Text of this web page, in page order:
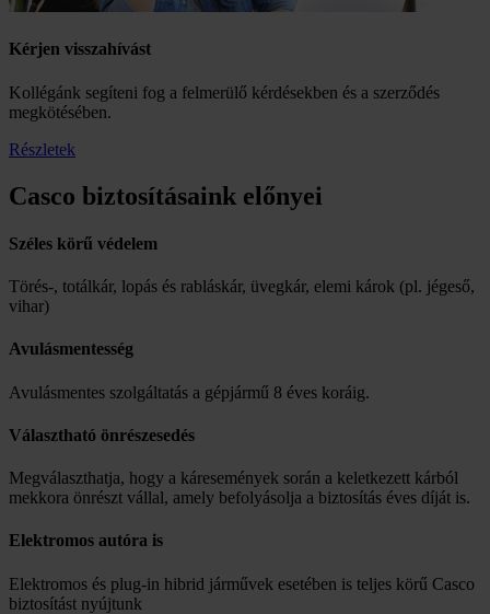
Kérjen visszahívást
Kollégánk segíteni fog a felmerülő kérdésekben és a szerződés
megkötésében.
Részletek
Casco biztosításaink előnyei
Széles körű védelem
Törés-, totálkár, lopás és rabláskár, üvegkár, elemi károk (pl. jégeső,
vihar)
Avulásmentesség
Avulásmentes szolgáltatás a gépjármű 8 éves koráig.
Választható önrészesedés
Megválaszthatja, hogy a káresemények során a keletkezett kárból
mekkora önrészt vállal, amely befolyásolja a biztosítás éves díját is.
Elektromos autóra is
Elektromos és plug-in hibrid járművek esetében is teljes körű Casco
biztosítást nyújtunk